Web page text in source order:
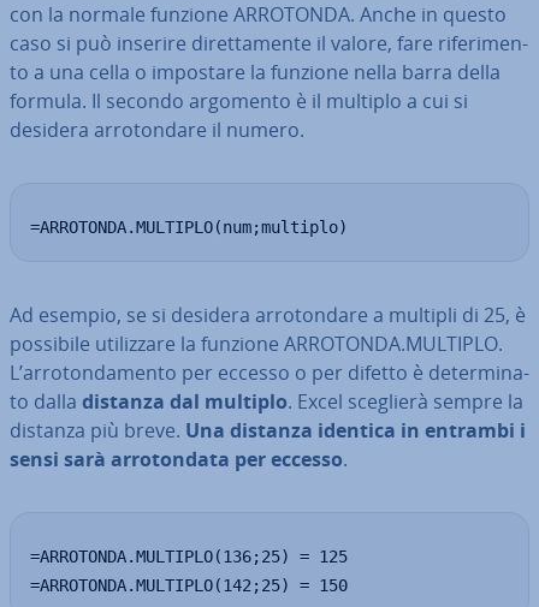
con la normale funzione ARROTONDA. Anche in questo
caso si può inserire di­ret­ta­men­te il valore, fare ri­fe­ri­men­
to a una cella o impostare la funzione nella barra della
formula. Il secondo argomento è il multiplo a cui si
desidera ar­ro­ton­da­re il numero.
=ARROTONDA.MULTIPLO(num;multiplo)
Ad esempio, se si desidera ar­ro­ton­da­re a multipli di 25, è
possibile uti­liz­za­re la funzione ARROTONDA.MULTIPLO.
L’ar­ro­ton­da­men­to per eccesso o per difetto è de­ter­mi­na­
to dalla distanza dal multiplo. Excel sceglierà sempre la
distanza più breve. Una distanza identica in entrambi i
sensi sarà ar­ro­ton­da­ta per eccesso.
=ARROTONDA.MULTIPLO(136;25) = 125
=ARROTONDA.MULTIPLO(142;25) = 150